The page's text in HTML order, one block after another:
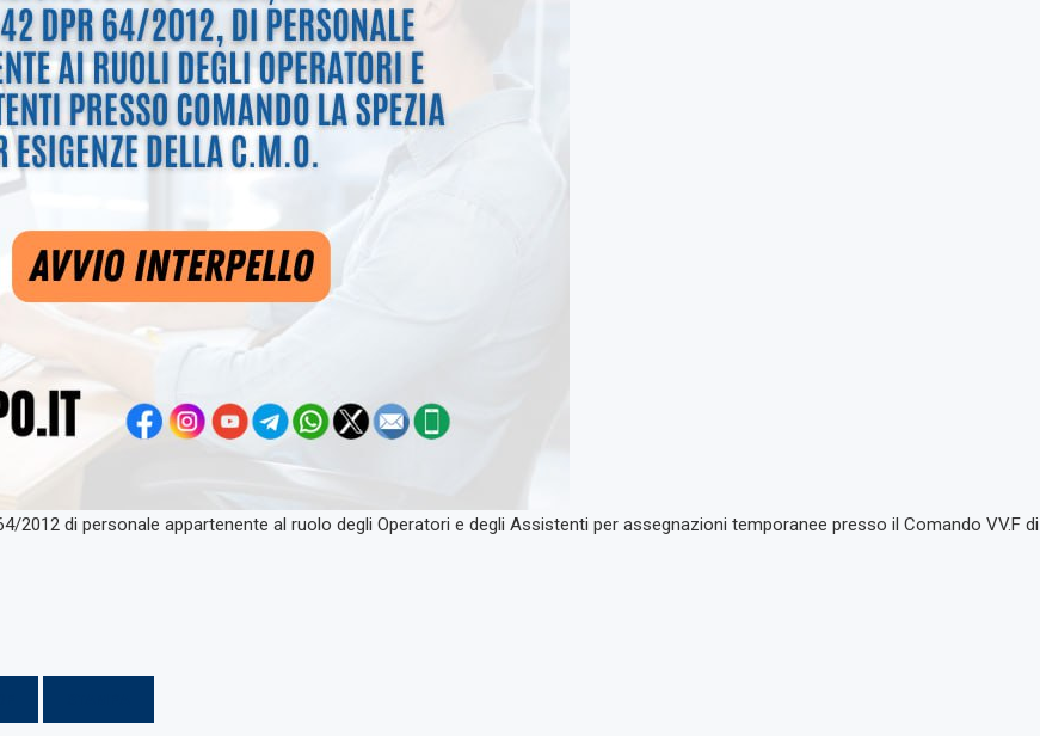
2012 di personale appartenente al ruolo degli Operatori e degli Assistenti per assegnazioni temporanee presso il Comando VV.F di